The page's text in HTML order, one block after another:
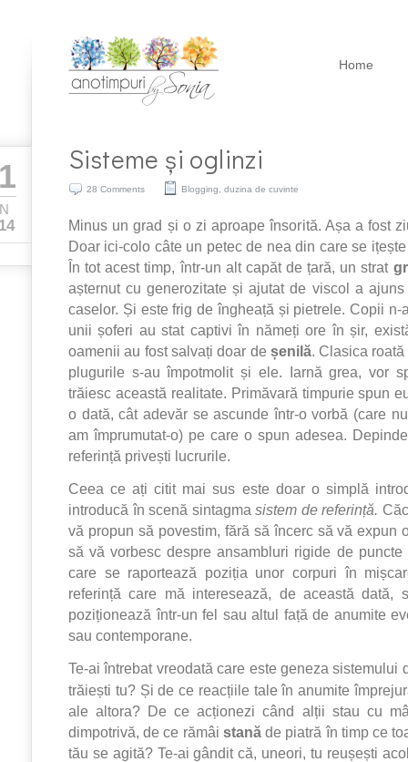
Home
Sisteme și oglinzi
28 Comments Blogging duzina de cuvinte
Minus un grad și o zi aproape însorită. Așa a fost
Doar ici-colo câte un petec de nea din care se
În tot acest timp, într-un alt capăt de țară, un strat
așternut cu generozitate și ajutat de viscol a
caselor. Și este frig de îngheață și pietrele. Copii
unii șoferi au stat captivi în nămeți ore în șir,
oamenii au fost salvați doar de șenilă . Clasica
plugurile s-au împotmolit și ele. Iarnă grea, vor
trăiesc această realitate. Primăvară timpurie spun
o dată, cât adevăr se ascunde într-o vorbă (care
am împrumutat-o) pe care o spun adesea.
referință privești lucrurile.
Ceea ce ați citit mai sus este doar o simplă
introducă în scenă sintagma sistem de referință.
vă propun să povestim, fără să încerc să vă expun
să vă vorbesc despre ansambluri rigide de
care se raportează poziția unor corpuri în
referință care mă interesează, de această dată,
poziționează într-un fel sau altul față de anumite
sau contemporane.
Te-ai întrebat vreodată care este geneza sistemului
trăiești tu? Și de ce reacțiile tale în anumite
ale altora? De ce acționezi când alții stau cu
dimpotrivă, de ce rămâi stană de piatră în timp ce
tău se agită? Te-ai gândit că, uneori, tu reușești